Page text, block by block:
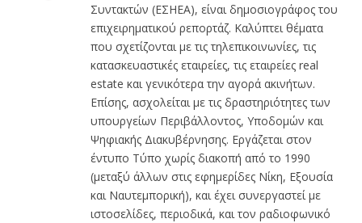
Συντακτών (ΕΣΗΕΑ), είναι δημοσιογράφος του
επιχειρηματικού ρεπορτάζ. Καλύπτει θέματα
που σχετίζονται με τις τηλεπικοινωνίες, τις
κατασκευαστικές εταιρείες, τις εταιρείες real
estate και γενικότερα την αγορά ακινήτων.
Επίσης, ασχολείται με τις δραστηριότητες των
υπουργείων Περιβάλλοντος, Υποδομών και
Ψηφιακής Διακυβέρνησης. Εργάζεται στον
έντυπο Τύπο χωρίς διακοπή από το 1990
(μεταξύ άλλων στις εφημερίδες Νίκη, Εξουσία
και Ναυτεμπορική), και έχει συνεργαστεί με
ιστοσελίδες, περιοδικά, και τον ραδιοφωνικό